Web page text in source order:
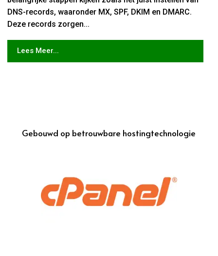
DNS-records, waaronder MX, SPF, DKIM en DMARC.
Deze records zorgen...
Lees Meer...
Gebouwd op betrouwbare hostingtechnologie